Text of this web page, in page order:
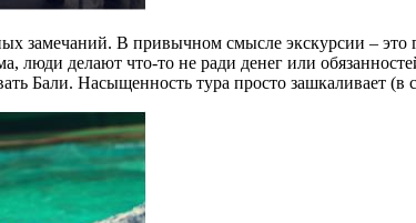
замечаний. В привычном смысле экскурсии –
люди делают что-то не ради денег или
Бали. Насыщенность тура просто зашкаливает